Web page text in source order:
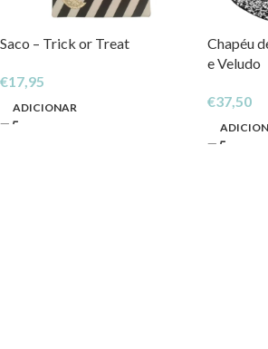
Saco – Trick or Treat
€17,95
ADICIONAR
Chapéu
e Veludo
€37,50